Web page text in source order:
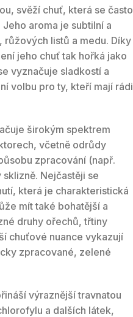
svěží chuť, která se často
Jeho aroma je subtilní a
listů a medu. Díky
jeho chuť tak hořká jako
vyznačuje sladkostí a
volbu pro ty, kteří mají rádi
širokým spektrem
včetně odrůdy
zpracování (např.
Nejčastěji se
která je charakteristická
mít také bohatější a
druhy ořechů, třtiny
chuťové nuance vykazují
zpracované, zelené
výraznější travnatou
a dalších látek,